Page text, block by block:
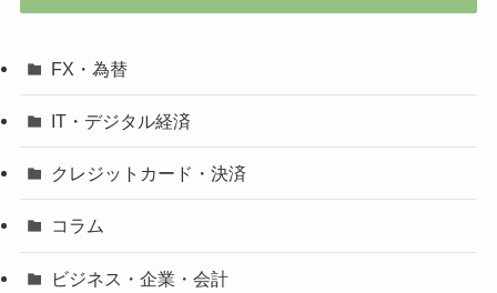
FX・為替
IT・デジタル経済
クレジットカード・決済
コラム
ビジネス・企業・会計